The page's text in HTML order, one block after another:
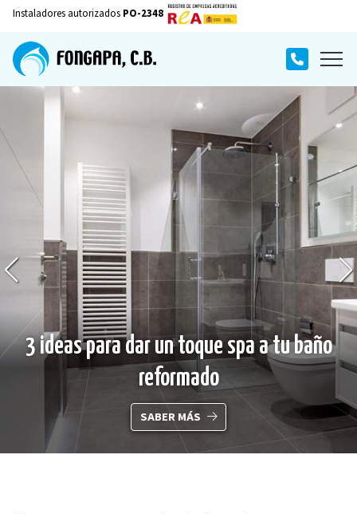
Instaladores autorizados PO-2348
¿Cuánto puede costar un desatasco
profesional?
LEER MÁS